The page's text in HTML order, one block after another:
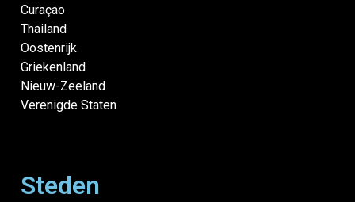
Curaçao
Thailand
Oostenrijk
Griekenland
Nieuw-Zeeland
Verenigde Staten
Steden